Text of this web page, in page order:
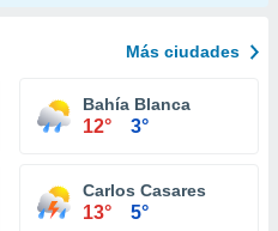
Más ciudades
Bahía Blanca
12° 3°
Carlos Casares
13° 5°